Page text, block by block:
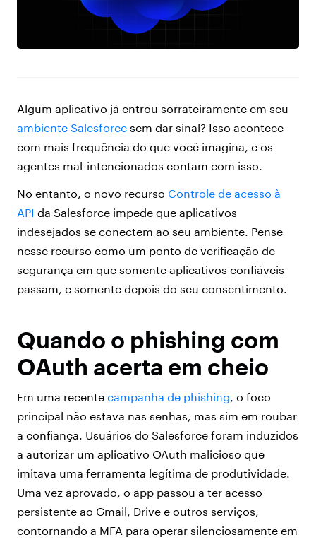
Algum aplicativo já entrou sorrateiramente em seu
ambiente Salesforce sem dar sinal? Isso acontece
com mais frequência do que você imagina, e os
agentes mal-intencionados contam com isso.
No entanto, o novo recurso Controle de acesso à
API da Salesforce impede que aplicativos
indesejados se conectem ao seu ambiente. Pense
nesse recurso como um ponto de verificação de
segurança em que somente aplicativos confiáveis
passam, e somente depois do seu consentimento.
Quando o phishing com
OAuth acerta em cheio
Em uma recente campanha de phishing, o foco
principal não estava nas senhas, mas sim em roubar
a confiança. Usuários do Salesforce foram induzidos
a autorizar um aplicativo OAuth malicioso que
imitava uma ferramenta legítima de produtividade.
Uma vez aprovado, o app passou a ter acesso
persistente ao Gmail, Drive e outros serviços,
contornando a MFA para operar silenciosamente em